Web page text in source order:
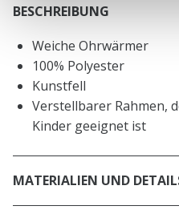
BESCHREIBUNG
Weiche Ohrwärmer
100% Polyester
Kunstfell
Verstellbarer Rahmen,
Kinder geeignet ist
MATERIALIEN UND